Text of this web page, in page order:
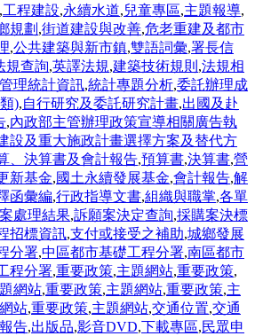
,工程建設,永續水道,兒童專區,主題報導,
規劃 ,街道建設與改善,危老重建及都市
,公共建築與新市鎮,雙語詞彙,署長信
規查詢,英譯法規,建築技術規則 ,法規相
理統計資訊,統計專題分析,委託辦理成
),自行研究及委託研究計畫,出國及赴
,內政部主管辦理政策宣導相關廣告執
設及重大施政計畫選擇方案及替代方
、決算書及會計報告,預算書,決算書,營
新基金,國土永續發展基金,會計報告,解
函彙編,行政指導文書,組織與職掌,各單
處理結果,訴願案決定查詢,採購案決標
招標資訊,支付或接受之補助,城鄉發展
分署,中區都市基礎工程分署,南區都市
程分署,重要政策,主題網站,重要政策,
網站,重要政策,主題網站,重要政策,主
站,重要政策,主題網站,交通位置,交通
告,出版品,影音DVD,下載專區,民眾申